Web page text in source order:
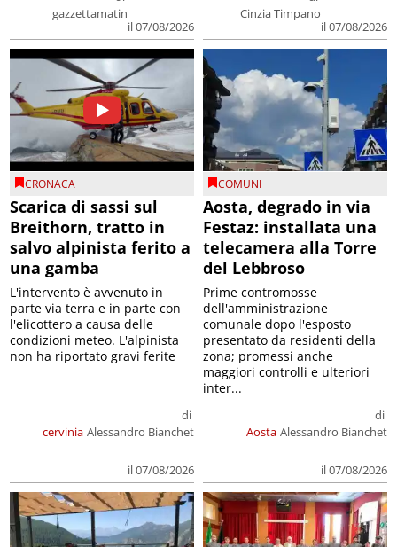
gazzettamatin
il 07/08/2026
Cinzia Timpano
il 07/08/2026
CRONACA
Scarica di sassi sul
Breithorn, tratto in
salvo alpinista ferito a
una gamba
cervinia
di
Alessandro Bianchet
il 07/08/2026
L'intervento è avvenuto in
parte via terra e in parte con
l'elicottero a causa delle
condizioni meteo. L'alpinista
non ha riportato gravi ferite
COMUNI
Aosta, degrado in via
Festaz: installata una
telecamera alla Torre
del Lebbroso
Aosta
di
Alessandro Bianchet
il 07/08/2026
Prime contromosse
dell'amministrazione
comunale dopo l'esposto
presentato da residenti della
zona; promessi anche
maggiori controlli e ulteriori
inter...